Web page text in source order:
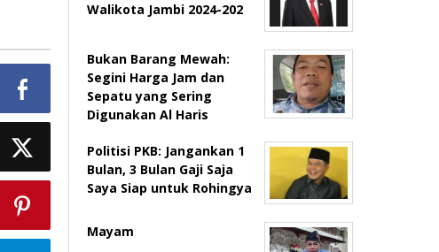
Walikota Jambi 2024-202
Bukan Barang Mewah:
Segini Harga Jam dan
Sepatu yang Sering
Digunakan Al Haris
Politisi PKB: Jangankan 1
Bulan, 3 Bulan Gaji Saja
Saya Siap untuk Rohingya
Mayam